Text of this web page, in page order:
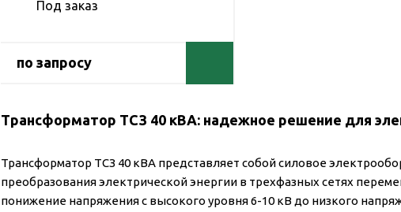
Под заказ
по запросу
Трансформатор ТСЗ 40 кВА: надежное решение для
Трансформатор ТСЗ 40 кВА представляет собой силовое
преобразования электрической энергии в трехфазных сетях
понижение напряжения с высокого уровня 6-10 кВ до низкого